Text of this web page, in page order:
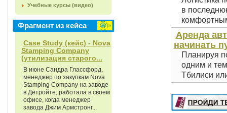
Учебные курсы (видео)
Фрагмент из кейса
Case Study (кейс) - Nova
Stamping Company
(утилизация старого...
В июне Сандра Глассфорд,
менеджер по закупкам Nova
Stamping Company на заводе
в Детройте, работала в своем
офисе, когда менеджер
завода Джим Армстронг...
в
Аренда
начинать
Планируя
одним и
Тбилиси